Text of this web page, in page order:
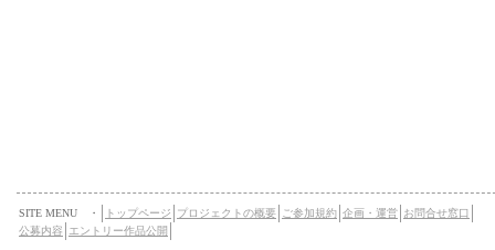
SITE MENU ・ トップページ プロジェクトの概要 ご参加規約 企画・運営 お問合せ窓口
公募内容
エントリー作品公開